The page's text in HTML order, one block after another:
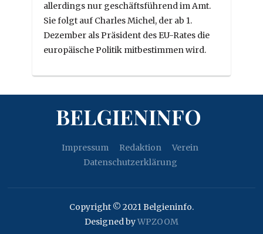
allerdings nur geschäftsführend im Amt.
Sie folgt auf Charles Michel, der ab 1.
Dezember als Präsident des EU-Rates die
europäische Politik mitbestimmen wird.
BELGIENINFO
Impressum Redaktion
Verein
Datenschutzerklärung
Copyright © 2021 Belgieninfo.
Designed byWPZOOM